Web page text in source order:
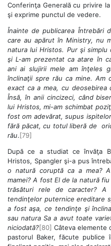
Conferinţa Generală cu privire
şi exprime punctul de vedere.
Înainte de publicarea Întrebări
care au apărut în Ministry, nu
natura lui Hristos. Pur şi simplu
şi L-am prezentat ca atare în
ani ai slujirii mele am înţeles
înclinaţii spre rău ca mine. Am
exact ca a mea, cu
Însă, în anii cincizeci, când
lui Hristos, mi-am schimbat
fost om adevărat, supus
fără păcat, cu totul liberă de
rău.[79]
După ce a studiat ce învăţa
Hristos, Spangler şi-a pus
o natură coruptă ca a mea?
mamei? A fost El de la natură
trăsături rele de caracter? A
tendinţelor puternice ereditare
a fost aşa, ce tendinţe şi
sau natura Sa a avut toate
niciodată?[80] Câteva elemente
pastorul Baker, făcute publice